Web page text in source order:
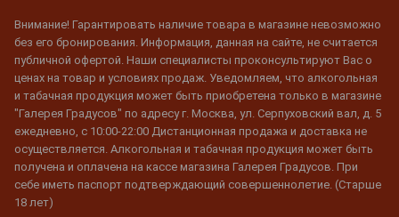
Внимание! Гарантировать наличие товара в магазине невозможно
без его бронирования. Информация, данная на сайте, не считается
публичной офертой. Наши специалисты проконсультируют Вас о
ценах на товар и условиях продаж. Уведомляем, что алкогольная
и табачная продукция может быть приобретена только в магазине
"Галерея Градусов" по адресу г. Москва, ул. Серпуховский вал, д. 5
ежедневно, с 10:00-22:00 Дистанционная продажа и доставка не
осуществляется. Алкогольная и табачная продукция может быть
получена и оплачена на кассе магазина Галерея Градусов. При
себе иметь паспорт подтверждающий совершеннолетие. (Старше
18 лет)